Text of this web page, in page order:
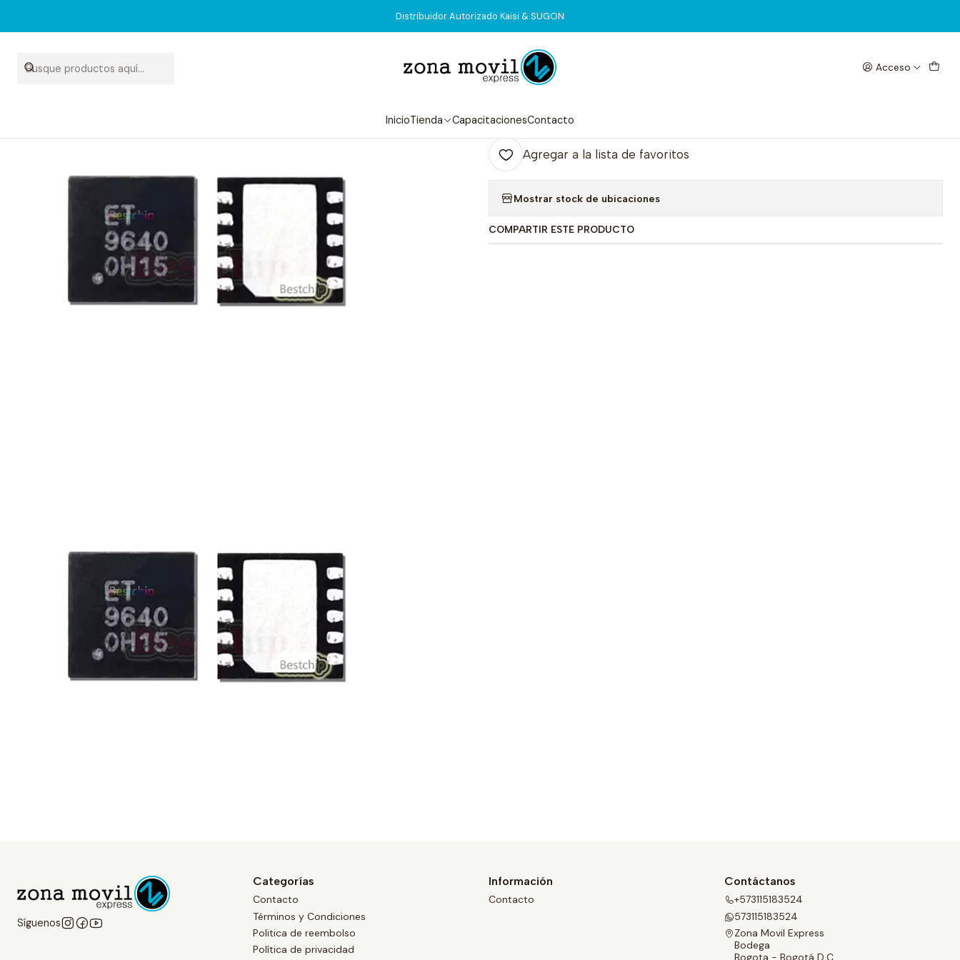
Acceso
InicioTienda CapacitacionesContacto
Distribuidor Autorizado Kaisi & SUGON
Inicio Tienda Integrados ET9640 OVP
|
ET9640 OVP
Cantidad
Agregar a la lista de favoritos
Mostrar stock de ubicaciones
COMPARTIR ESTE PRODUCTO
Síguenos
Categorías
Contacto
Términos y Condiciones
Politica de reembolso
Política de privacidad
Información
Contacto
Contáctanos
+573115183524
573115183524
Zona Movil Express
Bodega
Bogota - Bogotá D.C.